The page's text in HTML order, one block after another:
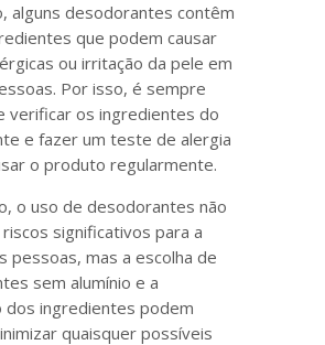
alguns desodorantes contêm
que podem causar
ou irritação da pele em
Por isso, é sempre
verificar os ingredientes do
e fazer um teste de alergia
o produto regularmente.
o uso de desodorantes não
significativos para a
pessoas, mas a escolha de
sem alumínio e a
dos ingredientes podem
quaisquer possíveis